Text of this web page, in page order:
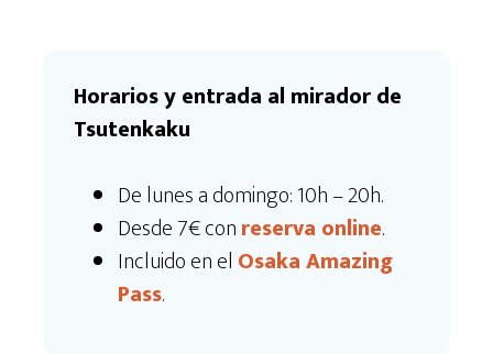
Horarios y entrada al mirador de
Tsutenkaku
De lunes a domingo: 10h – 20h.
Desde 7€ conreserva online.
Incluido en el Osaka Amazing
Pass.